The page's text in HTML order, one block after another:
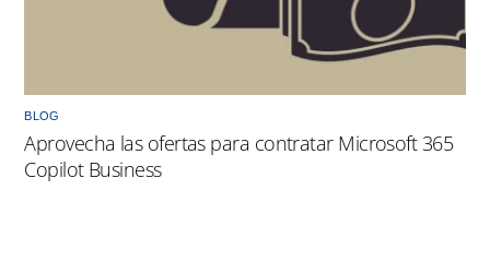
BLOG
Aprovecha las ofertas para contratar Microsoft 365
Copilot Business